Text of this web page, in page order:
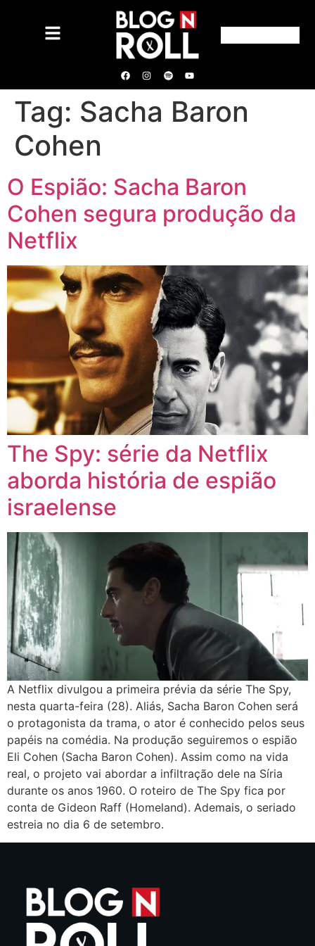
Tag: Sacha Baron
Cohen
O Espião: Sacha Baron
Cohen segura produção da
Netflix
The Spy: série da Netflix
aborda história de espião
israelense
A Netflix divulgou a primeira prévia da série The Spy,
nesta quarta-feira (28). Aliás, Sacha Baron Cohen será
o protagonista da trama, o ator é conhecido pelos seus
papéis na comédia. Na produção seguiremos o espião
Eli Cohen (Sacha Baron Cohen). Assim como na vida
real, o projeto vai abordar a infiltração dele na Síria
durante os anos 1960. O roteiro de The Spy fica por
conta de Gideon Raff (Homeland). Ademais, o seriado
estreia no dia 6 de setembro.